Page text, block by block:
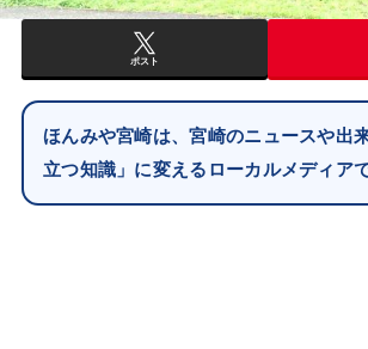
ポスト
ほんみや宮崎は、宮崎のニュースや出
立つ知識」に変えるローカルメディアで